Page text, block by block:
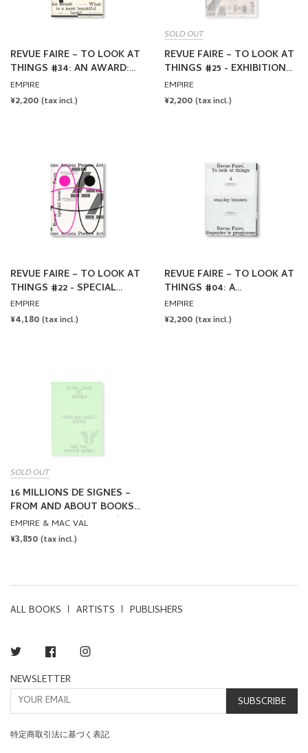
REVUE FAIRE – TO LOOK AT
THINGS #34: AN AWARD:
WHAT IS A MOST
BEAUTIFUL BOOK?
EMPIRE
REGULAR
¥2,200 (tax incl.)
SOLD OUT
REVUE FAIRE – TO LOOK AT
THINGS #25 - EXHIBITION
VIEWS?: JONATHAN MONK
EMPIRE
REGULAR
¥2,200 (tax incl.)
REVUE FAIRE – TO LOOK AT
THINGS #22 - SPECIAL
ISSUE: ARTISTS POSTERS
EMPIRE
REGULAR
¥4,180 (tax incl.)
REVUE FAIRE – TO LOOK AT
THINGS #04: A
COMMUNICATION:
INVITATION CARDS BY THE
EMPIRE
REGULAR
¥2,200 (tax incl.)
SOLD OUT
16 MILLIONS DE SIGNES –
FROM AND ABOUT BOOKS
by Alexandra Midal, Thierry
Chancogne
EMPIRE & MAC VAL
REGULAR
¥3,850 (tax incl.)
ALL BOOKS ARTISTS PUBLISHERS
Twitter Facebook
NEWSLETTER
SUBSCRIBE
特定商取引法に基づく表記